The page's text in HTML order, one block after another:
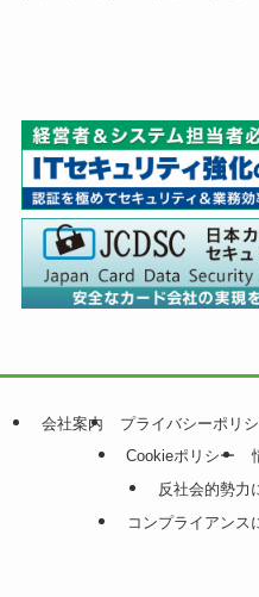
会社案内 プライバシーポリ
Cookieポリシー
反社会的勢力
コンプライアンス